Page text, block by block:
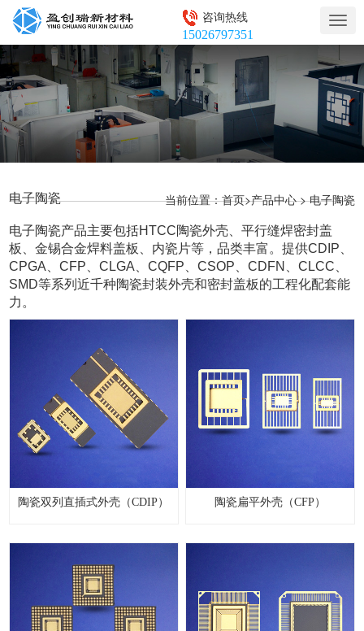
电子陶瓷 当前位置：首页>产品中心>电子陶瓷
电子陶瓷产品主要包括HTCC陶瓷外壳、平行缝焊密封盖
板、金锡合金焊料盖板、内瓷片等，品类丰富。提供CDIP、
CPGA、CFP、CLGA、CQFP、CSOP、CDFN、CLCC、
SMD等系列近千种陶瓷封装外壳和密封盖板的工程化配套能
力。
陶瓷双列直插式外壳（CDIP） 陶瓷扁平外壳（CFP）
咨询热线
15026797351